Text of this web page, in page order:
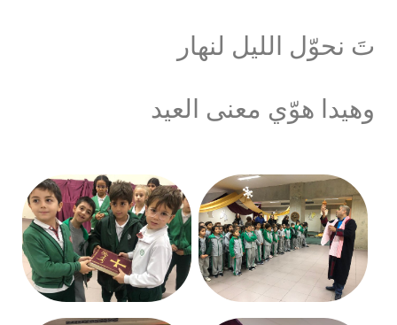
تَ نحوّل الليل لنهار
وهيدا هوّي معنى العيد